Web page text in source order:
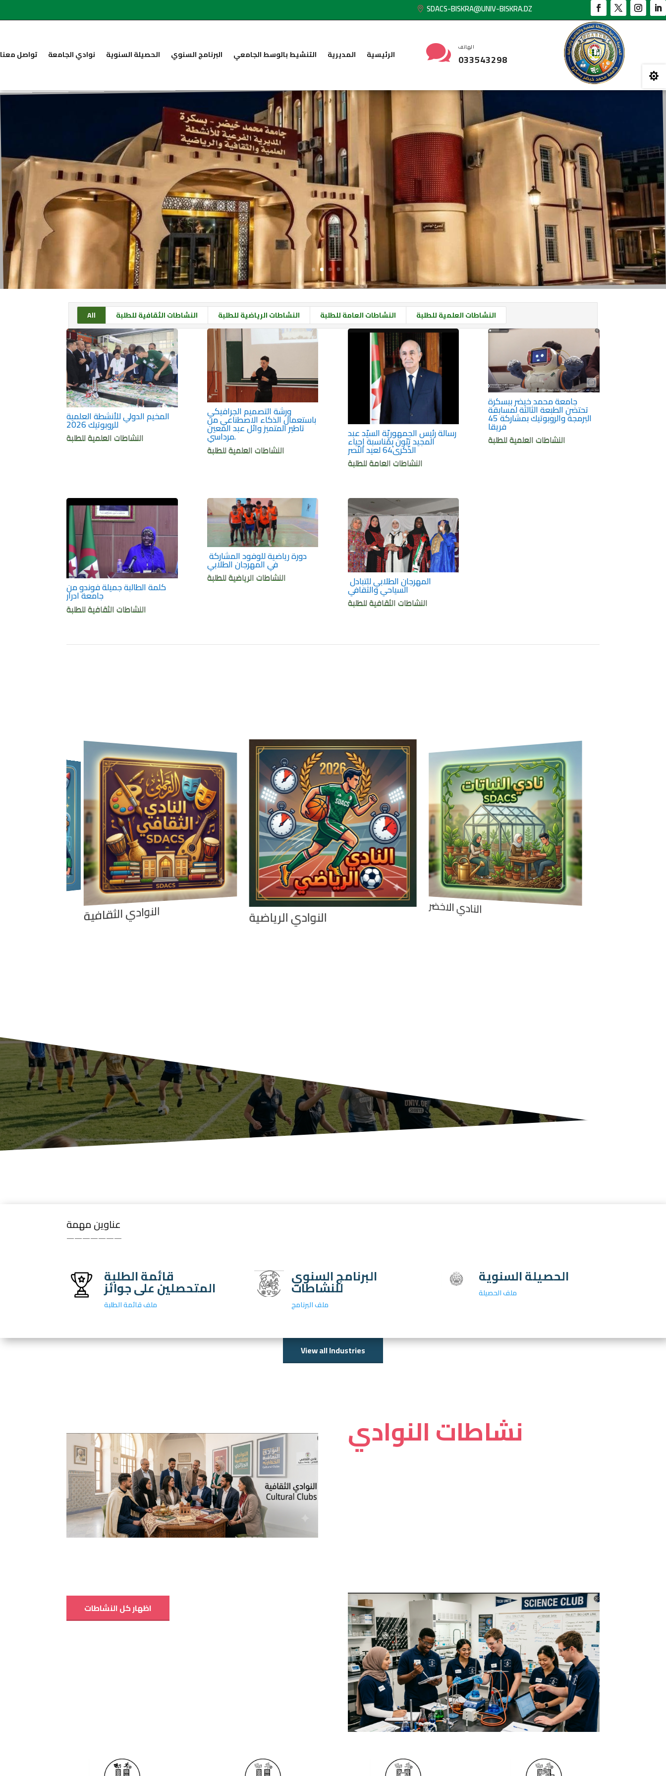
SDACS-BISKRA@UNIV-BISKRA.DZ
تواصل معنا نوادي الجامعة الحصيلة السنوية البرنامج السنوي التنشيط بالوسط الجامعي المديرية الرئيسية  الهاتف
033543298
All النشاطات الثقافية للطلبة النشاطات الرياضية للطلبة النشاطات العامة للطلبة النشاطات العلمية للطلبة
المخيم الدولي للأنشطة العلمية
للروبوتيك 2026
النشاطات العلمية للطلبة
ورشة التصميم الجرافيكي
باستعمال الذكاء الاصطناعي من
تاطير المتميز وائل عبد المعين
مرداسي.
النشاطات العلمية للطلبة
رسالة رئيس الجمهوريّة السيّد عبد
المجيد تبّون بِمُناسبة إحياء
الذّكرى64 لعيد النّصر
النشاطات العامة للطلبة
جامعة محمد خيضر ببسكرة
تحتضن الطبعة الثالثة لمسابقة
البرمجة والروبوتيك بمشاركة 45
فريقا
النشاطات العلمية للطلبة
كلمة الطالبة جميلة فوندو من
جامعة ادرار
النشاطات الثقافية للطلبة
في المهرجان الطلابي
النشاطات الرياضية للطلبة
السياحي والثقافي
النشاطات الثقافية للطلبة
النوادي الثقافية النوادي الرياضية النادي الاخضر
عناوين مهمة
———————
قائمة الطلبة
المتحصلين على جوائز
ملف قائمة الطلبة
البرنامج السنوي
للنشاطات
ملف البرنامج
الحصيلة السنوية
ملف الحصيلة
View all Industries
نشاطات النوادي
اظهار كل النشاطات
